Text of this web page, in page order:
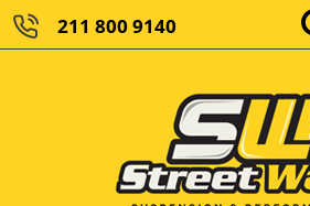
211 800 9140
ΚΑΘΑΡΌ